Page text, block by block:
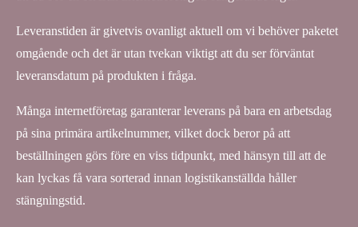
Leveranstiden är givetvis ovanligt aktuell om vi behöver paketet
omgående och det är utan tvekan viktigt att du ser förväntat
leveransdatum på produkten i fråga.
Många internetföretag garanterar leverans på bara en arbetsdag
på sina primära artikelnummer, vilket dock beror på att
beställningen görs före en viss tidpunkt, med hänsyn till att de
kan lyckas få vara sorterad innan logistikanställda håller
stängningstid.